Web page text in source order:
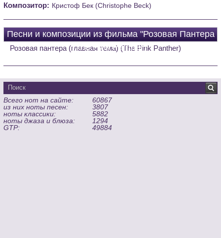
Композитор: Кристоф Бек (Christophe Beck)
Песни и композиции из фильма "Розовая Пантера
(The Pink Panther)"
Розовая пантера (главная тема) (The Pink Panther)
Всего нот на сайте:
60867
из них ноты песен:
3807
ноты классики:
5882
ноты джаза и блюза:
1294
GTP:
49884